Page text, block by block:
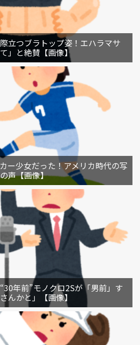
立つブラトップ姿！エハラマサ
」と絶賛【画像】
ー少女だった！アメリカ時代の写
声【画像】
年前”モノクロ2Sが「男前」す
んかと」【画像】